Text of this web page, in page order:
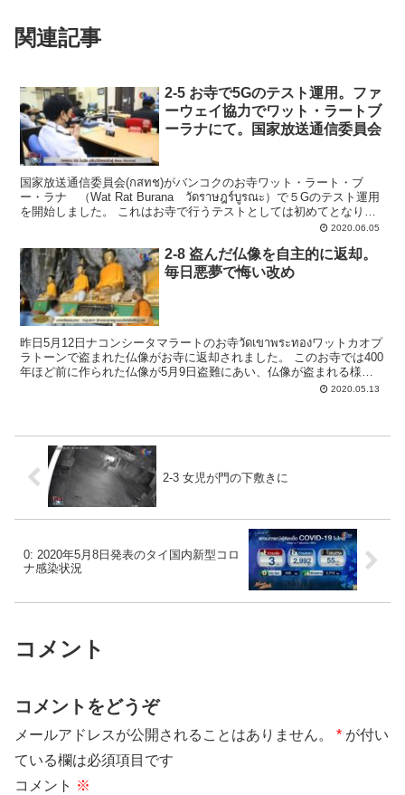
関連記事
2-5 お寺で5Gのテスト運用。ファ
ーウェイ協力でワット・ラートブ
ーラナにて。国家放送通信委員会
国家放送通信委員会(กสทช)がバンコクのお寺ワット・ラート・ブ
ー・ラナ （Wat Rat Burana วัดราษฎร์บูรณะ）で５Gのテスト運用
を開始しました。 これはお寺で行うテストとしては初めてとなり、
2020.06.05
2-8 盗んだ仏像を自主的に返却。
毎日悪夢で悔い改め
昨日5月12日ナコンシータマラートのお寺วัดเขาพระทองワットカオプ
ラトーンで盗まれた仏像がお寺に返却されました。 このお寺では400
年ほど前に作られた仏像が5月9日盗難にあい、仏像が盗まれる様子
2020.05.13
2-3 女児が門の下敷きに
0: 2020年5月8日発表のタイ国内新型コロ
ナ感染状況
コメント
コメントをどうぞ
メールアドレスが公開されることはありません。 * が付い
ている欄は必須項目です
コメント ※